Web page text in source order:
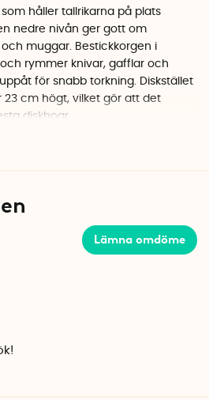
håller tallrikarna på plats
nedre nivån ger gott om
muggar. Bestickkorgen i
rymmer knivar, gafflar och
för snabb torkning. Diskstället
23 cm högt, vilket gör att det
diskhoar.
in i de flesta kök, oavsett
droppbricka
Lämna omdöme